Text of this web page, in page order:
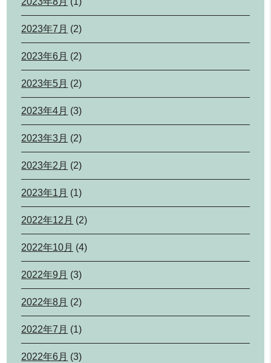
2023年7月 (2)
2023年6月 (2)
2023年5月 (2)
2023年4月 (3)
2023年3月 (2)
2023年2月 (2)
2023年1月 (1)
2022年12月 (2)
2022年10月 (4)
2022年9月 (3)
2022年8月 (2)
2022年7月 (1)
2022年6月 (3)